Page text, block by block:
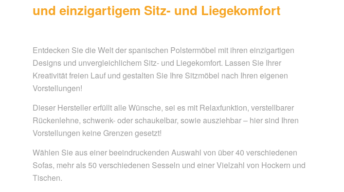
und einzigartigem Sitz- und Liegekomfort
Entdecken Sie die Welt der spanischen Polstermöbel mit ihren einzigartigen
Designs und unvergleichlichem Sitz- und Liegekomfort. Lassen Sie Ihrer
Kreativität freien Lauf und gestalten Sie Ihre Sitzmöbel nach Ihren eigenen
Vorstellungen!
Dieser Hersteller erfüllt alle Wünsche, sei es mit Relaxfunktion, verstellbarer
Rückenlehne, schwenk- oder schaukelbar, sowie ausziehbar – hier sind Ihren
Vorstellungen keine Grenzen gesetzt!
Wählen Sie aus einer beeindruckenden Auswahl von über 40 verschiedenen
Sofas, mehr als 50 verschiedenen Sesseln und einer Vielzahl von Hockern und
Tischen.